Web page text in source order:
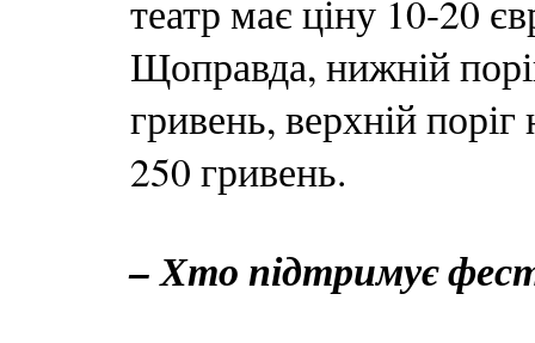
театр має ціну 10-20
Щоправда, нижній
гривень, верхній
250 гривень.
– Хто підтримує